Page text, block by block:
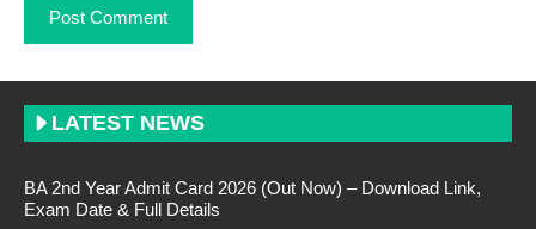
LATEST NEWS
BA 2nd Year Admit Card 2026 (Out Now) – Download Link,
Exam Date & Full Details